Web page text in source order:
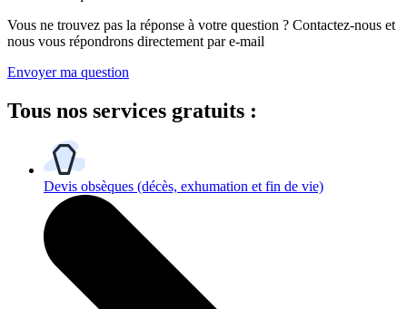
Vous ne trouvez pas la réponse à votre question ? Contactez-nous et
nous vous répondrons directement par e-mail
Envoyer ma question
Tous nos services gratuits :
Devis obsèques (décès, exhumation et fin de vie)